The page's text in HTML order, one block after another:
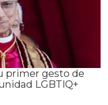
primer gesto de
LGBTIQ+